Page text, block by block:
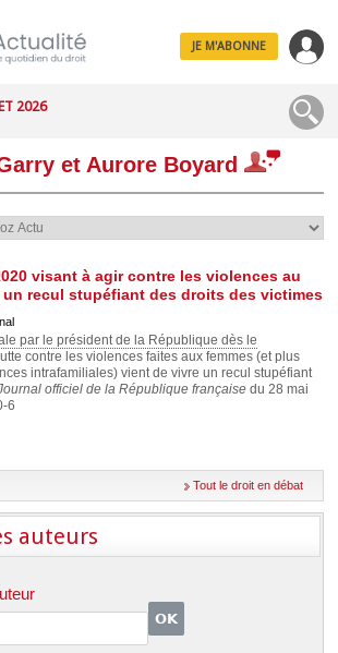
JE M'ABONNE
2026
et Aurore Boyard
visant à agir contre les violences au
recul stupéfiant des droits des victimes
par le président de la République dès le
contre les violences faites aux femmes (et plus
intrafamiliales) vient de vivre un recul stupéfiant
officiel de la République française du 28 mai
6
Tout le droit en débat
auteurs